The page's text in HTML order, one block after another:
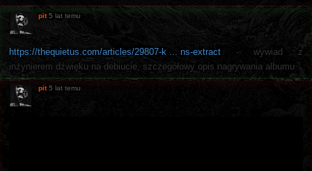
pit 5 lat temu
https://thequietus.com/articles/29807-k ... ns-extract - wywiad z
inżynierem dźwięku na debiucie, szczegółowy opis nagrywania albumu
pit 5 lat temu